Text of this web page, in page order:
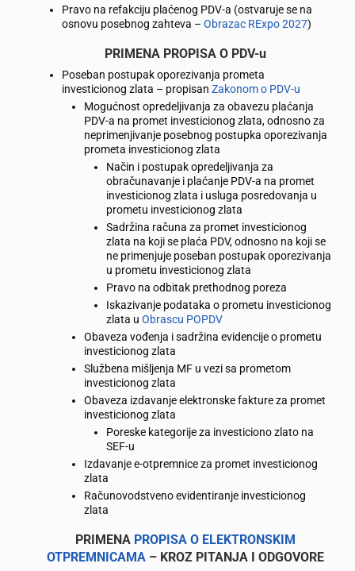
Pravo na refakciju plaćenog PDV-a (ostvaruje se na
osnovu posebnog zahteva – Obrazac RExpo 2027)
PRIMENA PROPISA O PDV-u
Poseban postupak oporezivanja prometa
investicionog zlata – propisan Zakonom o PDV-u
Mogućnost opredeljivanja za obavezu plaćanja
PDV-a na promet investicionog zlata, odnosno za
neprimenjivanje posebnog postupka oporezivanja
prometa investicionog zlata
Način i postupak opredeljivanja za
obračunavanje i plaćanje PDV-a na promet
investicionog zlata i usluga posredovanja u
prometu investicionog zlata
Sadržina računa za promet investicionog
zlata na koji se plaća PDV, odnosno na koji se
ne primenjuje poseban postupak oporezivanja
u prometu investicionog zlata
Pravo na odbitak prethodnog poreza
Iskazivanje podataka o prometu investicionog
zlata u Obrascu POPDV
Obaveza vođenja i sadržina evidencije o prometu
investicionog zlata
Službena mišljenja MF u vezi sa prometom
investicionog zlata
Obaveza izdavanje elektronske fakture za promet
investicionog zlata
Poreske kategorije za investiciono zlato na
SEF-u
Izdavanje e-otpremnice za promet investicionog
zlata
Računovodstveno evidentiranje investicionog
zlata
PRIMENA PROPISA O ELEKTRONSKIM
OTPREMNICAMA – KROZ PITANJA I ODGOVORE